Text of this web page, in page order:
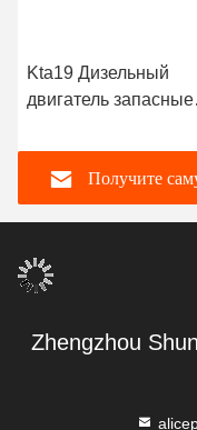
Kta19 Дизельный
двигатель запасные
вентиляторный узел
сборка 3002228 для
дизельного
Получите
Zhengzhou